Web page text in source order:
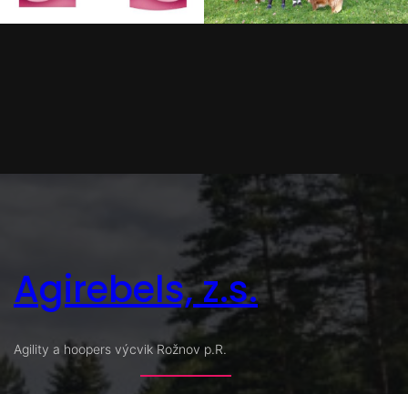
Agirebels, z.s.
Agility a hoopers výcvik Rožnov p.R.